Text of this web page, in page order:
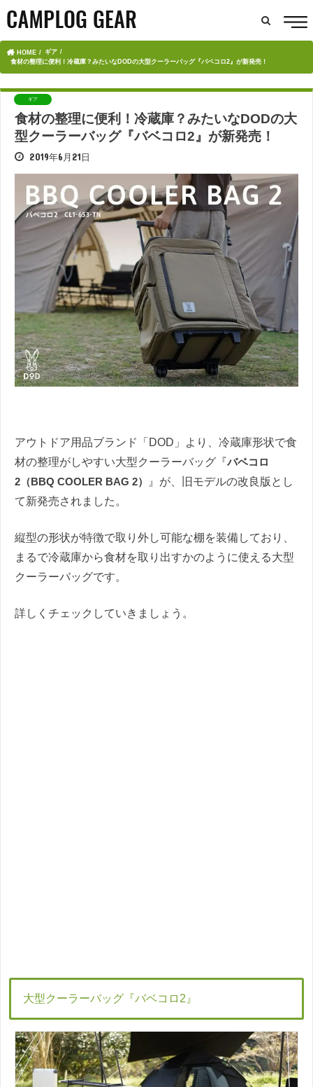
HOME
ギア
食材の整理に便利！冷蔵庫？みたいなDODの大型クーラーバッグ『バベコロ2』が新発売！
ギア
食材の整理に便利！冷蔵庫？みたいなDODの大
型クーラーバッグ『バベコロ2』が新発売！
2019年6月21日
アウトドア用品ブランド「DOD」より、冷蔵庫形状で食
材の整理がしやすい大型クーラーバッグ『バベコロ
2（BBQ COOLER BAG 2）
』が、旧モデルの改良版とし
て新発売されました。
縦型の形状が特徴で取り外し可能な棚を装備しており、
まるで冷蔵庫から食材を取り出すかのように使える大型
クーラーバッグです。
詳しくチェックしていきましょう。
大型クーラーバッグ『バベコロ2』